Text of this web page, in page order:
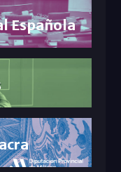
Española